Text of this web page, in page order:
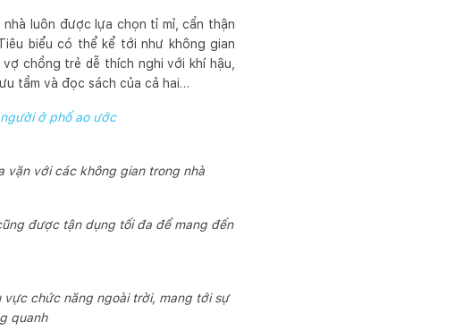
luôn được lựa chọn tỉ mỉ, cẩn thận
biểu có thể kể tới như không gian
chồng trẻ dễ thích nghi với khí hậu,
tầm và đọc sách của cả hai…
ở phố ao ước
vặn với các không gian trong nhà
được tận dụng tối đa để mang đến
chức năng ngoài trời, mang tới sự
quanh